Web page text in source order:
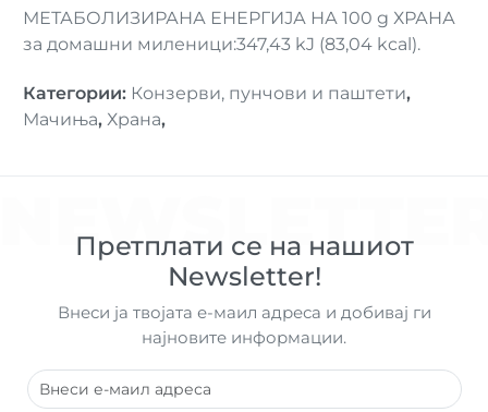
МЕТАБОЛИЗИРАНА ЕНЕРГИЈА НА 100 g ХРАНА
за домашни миленици:347,43 kJ (83,04 kcal).
Категории: Конзерви, пунчови и паштети,
Мачиња, Храна,
Претплати се на нашиот
Newsletter!
Внеси ја твојата е-маил адреса и добивај ги
најновите информации.